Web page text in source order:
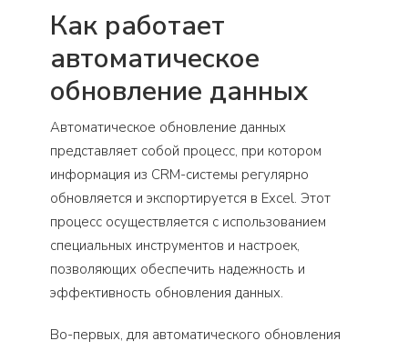
Как работает
автоматическое
обновление данных
Автоматическое обновление данных
представляет собой процесс, при котором
информация из CRM-системы регулярно
обновляется и экспортируется в Excel. Этот
процесс осуществляется с использованием
специальных инструментов и настроек,
позволяющих обеспечить надежность и
эффективность обновления данных.
Во-первых, для автоматического обновления